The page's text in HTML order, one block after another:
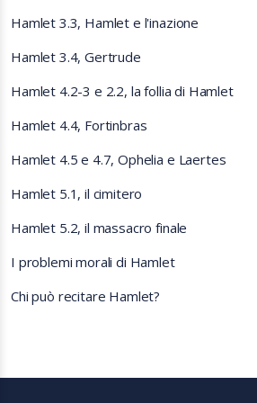
Hamlet 3.3, Hamlet e l'inazione
Hamlet 3.4, Gertrude
Hamlet 4.2-3 e 2.2, la follia di Hamlet
Hamlet 4.4, Fortinbras
Hamlet 4.5 e 4.7, Ophelia e Laertes
Hamlet 5.1, il cimitero
Hamlet 5.2, il massacro finale
I problemi morali di Hamlet
Chi può recitare Hamlet?